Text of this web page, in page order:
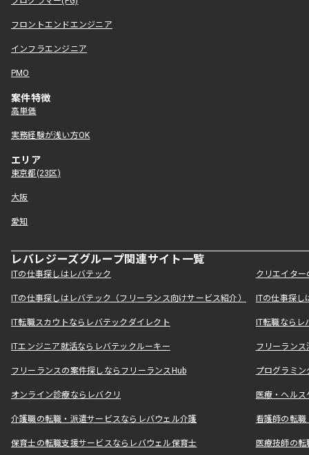
フロントエンドエンジニア
インフラエンジニア
PMO
案件特徴
高単価
実務経験が浅い方OK
エリア
東京都(23区)
大阪
愛知
レバレジーズグループ関連サイト一覧
ITの仕事探しはレバテック クリエイタ
ITの仕事探しはレバテック（フリーランス向けサービス紹介） ITの仕事探
IT転職スカウトならレバテックダイレクト IT転職なら
ITエンジニア就活ならレバテックルーキー フリーラン
フリーランスの案件探しならフリーランスHub プログラミ
オンライン診療ならレバクリ 医療・ヘル
介護職の転職・派遣サービスならレバウェル介護 看護師の転
保育士の転職支援サービスならレバウェル保育士 医療技師の